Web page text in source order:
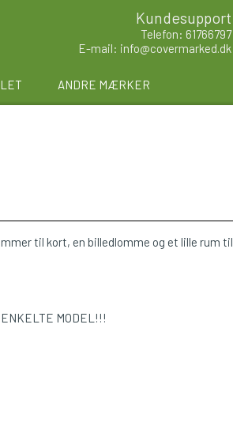
Kundesupport
Telefon: 61766797
E-mail: info@covermarked.dk
ANDRE MÆRKER
til kort, en billedlomme og et lille rum til
MODEL!!!